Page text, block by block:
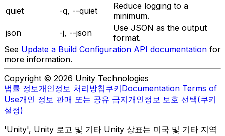
quiet
-q, --quiet
Reduce logging to a
minimum.
json
-j, --json
Use JSON as the output
format.
See Update a Build Configuration API documentation for
more information.
Copyright © 2026 Unity Technologies
법률 정보개인정보 처리방침쿠키Documentation Terms of
Use개인 정보 판매 또는 공유 금지개인정보 보호 선택(쿠키
설정)
'Unity', Unity 로고 및 기타 Unity 상표는 미국 및 기타 지역